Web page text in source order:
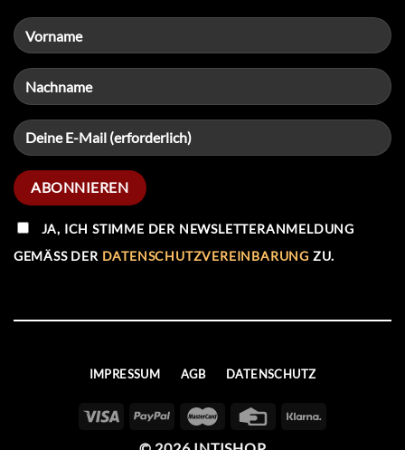
JA, ICH STIMME DER NEWSLETTERANMELDUNG
GEMÄSS DER DATENSCHUTZVEREINBARUNG ZU.
IMPRESSUM AGB DATENSCHUTZ